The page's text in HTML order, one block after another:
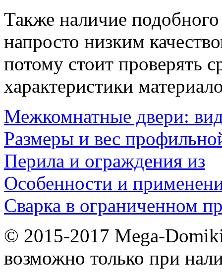
Также наличие
напросто низким
потому стоит проверять
характеристики
Межкомнатные двери:
Размеры и вес
Перила и ограждения из
Особенности и
Сварка в ограниченном
© 2015-2017 Mega-
возможно только при